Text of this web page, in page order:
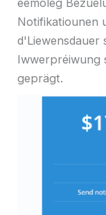
Notifikatiounen
d'Liewensdauer
Iwwerpréiwung
geprägt.